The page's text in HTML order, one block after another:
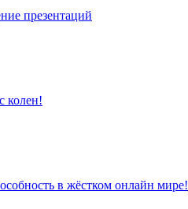
презентаций
колен!
в жёстком онлайн мире!